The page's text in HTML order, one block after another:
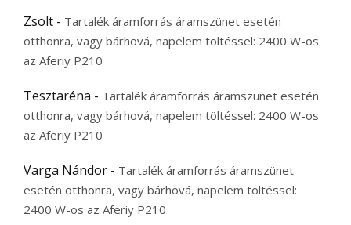
Zsolt - Tartalék áramforrás áramszünet esetén
otthonra, vagy bárhová, napelem töltéssel: 2400 W-os
az Aferiy P210
Tesztaréna - Tartalék áramforrás áramszünet esetén
otthonra, vagy bárhová, napelem töltéssel: 2400 W-os
az Aferiy P210
Varga Nándor - Tartalék áramforrás áramszünet
esetén otthonra, vagy bárhová, napelem töltéssel:
2400 W-os az Aferiy P210